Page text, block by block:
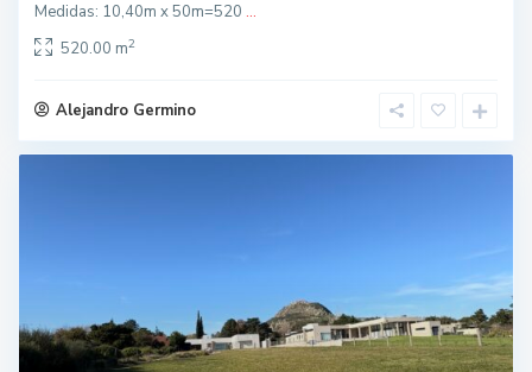
Medidas: 10,40m x 50m=520 ...
520.00 m2
Alejandro Germino